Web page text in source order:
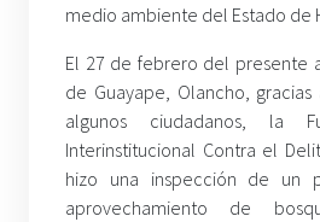
medio ambiente del Estado de
El 27 de febrero del presente
de Guayape, Olancho,
algunos ciudadanos, la
Interinstitucional Contra el
hizo una inspección de un
aprovechamiento de